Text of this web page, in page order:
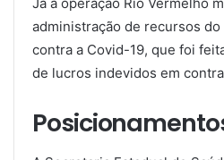
administração de recursos
contra a Covid-19, que foi
de lucros indevidos em